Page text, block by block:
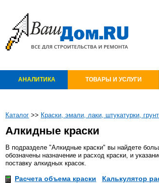
АНАЛИТИКА ТОВАРЫ И УСЛУГИ
Каталог >> Краски, эмали, лаки, штукатурки,
Алкидные краски
В подразделе "Алкидные краски" вы найдете
обозначены назначение и расход краски, и
поставку алкидных красок.
Расчета объема краски Калькулятор